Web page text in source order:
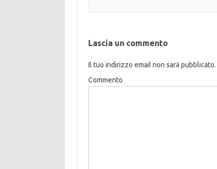
Lascia un commento
Il tuo indirizzo email non sarà pubblicato.
Commento